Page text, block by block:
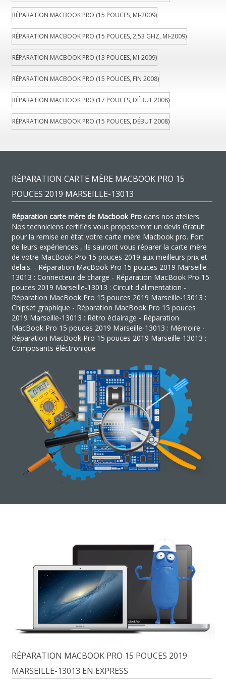
RÉPARATION MACBOOK PRO (15 POUCES, MI-2009)
RÉPARATION MACBOOK PRO (15 POUCES, 2,53 GHZ, MI-2009)
RÉPARATION MACBOOK PRO (13 POUCES, MI-2009)
RÉPARATION MACBOOK PRO (15 POUCES, FIN 2008)
RÉPARATION MACBOOK PRO (17 POUCES, DÉBUT 2008)
RÉPARATION MACBOOK PRO (15 POUCES, DÉBUT 2008)
RÉPARATION CARTE MÈRE MACBOOK PRO 15
POUCES 2019 MARSEILLE-13013
Réparation carte mère de Macbook Prodans nos ateliers.
Nos techniciens certifiés vous proposeront un devis Gratuit
pour la remise en état votre carte mère Macbook pro. Fort
de leurs expériences , ils sauront vous réparer la carte mère
de votre MacBook Pro 15 pouces 2019 aux meilleurs prix et
delais. - Réparation MacBook Pro 15 pouces 2019 Marseille-
13013 : Connecteur de charge - Réparation MacBook Pro 15
pouces 2019 Marseille-13013 : Circuit d'alimentation -
Réparation MacBook Pro 15 pouces 2019 Marseille-13013 :
Chipset graphique - Réparation MacBook Pro 15 pouces
2019 Marseille-13013 : Rétro éclairage - Réparation
MacBook Pro 15 pouces 2019 Marseille-13013 : Mémoire -
Réparation MacBook Pro 15 pouces 2019 Marseille-13013 :
Composants éléctronique
RÉPARATION MACBOOK PRO 15 POUCES 2019
MARSEILLE-13013 EN EXPRESS